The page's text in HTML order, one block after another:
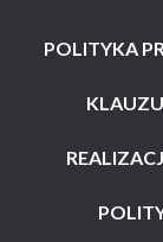
POLITYKA